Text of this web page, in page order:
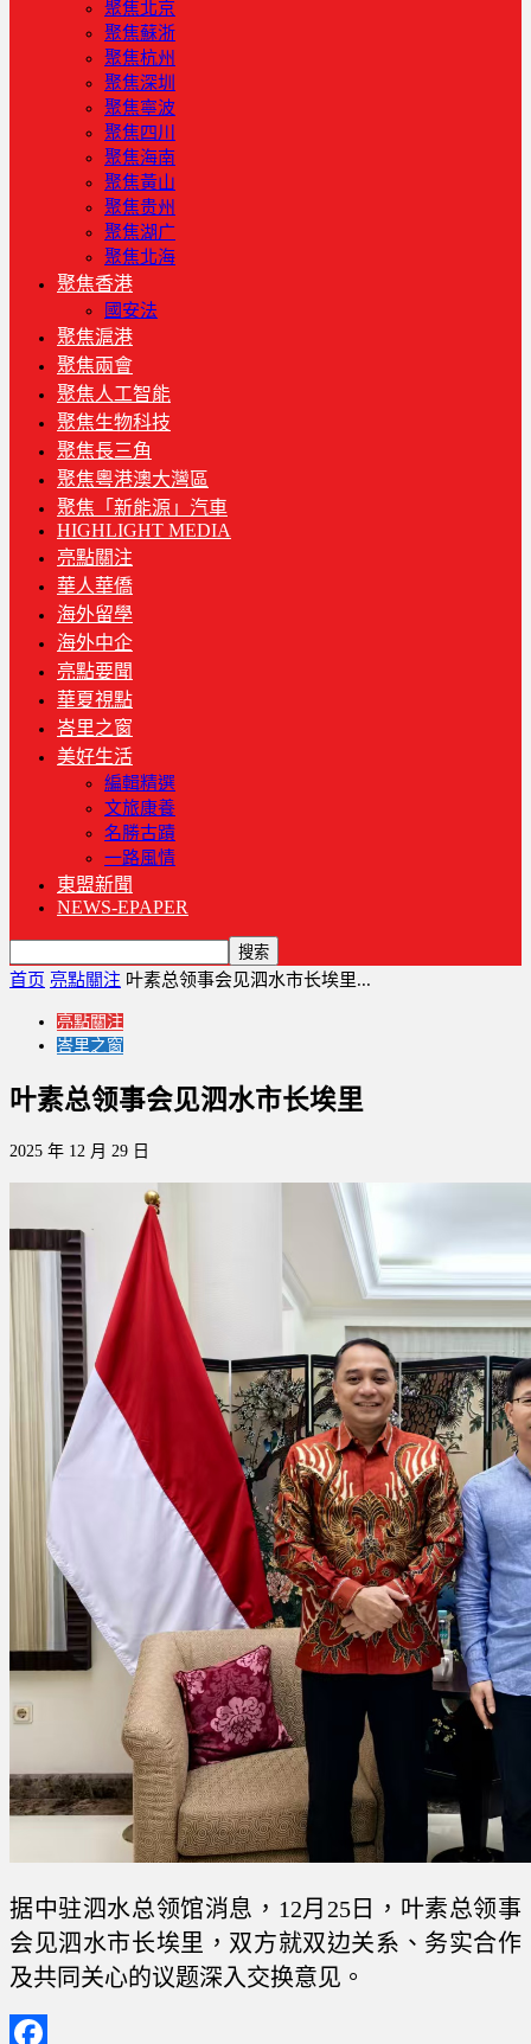
聚焦北京
聚焦蘇浙
聚焦杭州
聚焦深圳
聚焦寧波
聚焦四川
聚焦海南
聚焦黃山
聚焦贵州
聚焦湖广
聚焦北海
聚焦香港
國安法
聚焦滬港
聚焦兩會
聚焦人工智能
聚焦生物科技
聚焦長三角
聚焦粵港澳大灣區
聚焦「新能源」汽車
HIGHLIGHT MEDIA
亮點關注
華人華僑
海外留學
海外中企
亮點要聞
華夏視點
峇里之窗
美好生活
編輯精選
文旅康養
名勝古蹟
一路風情
東盟新聞
NEWS-EPAPER
首页 亮點關注 叶素总领事会见泗水市长埃里...
亮點關注
峇里之窗
叶素总领事会见泗水市长埃里
2025 年 12 月 29 日
据中驻泗水总领馆消息，12月25日，叶素总领事
会见泗水市长埃里，双方就双边关系、务实合作
及共同关心的议题深入交换意见。